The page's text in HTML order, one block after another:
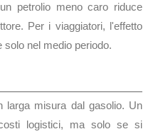
petrolio meno caro riduce
Per i viaggiatori, l'effetto
solo nel medio periodo.
larga misura dal gasolio. Un
logistici, ma solo se si